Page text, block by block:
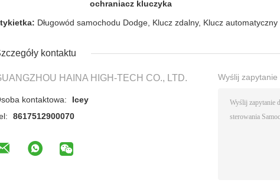
ochraniacz kluczyka
Długowód samochodu Dodge, Klucz zdalny, Klucz automatyczny
kontaktu
HAINA HIGH-TECH CO., LTD.
kontaktowa:
Icey
8617512900070
Wyślij